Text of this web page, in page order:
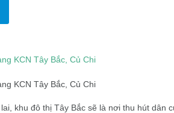
KCN Tây Bắc, Củ Chi
KCN Tây Bắc, Củ Chi
khu đô thị Tây Bắc sẽ là nơi thu hút dân